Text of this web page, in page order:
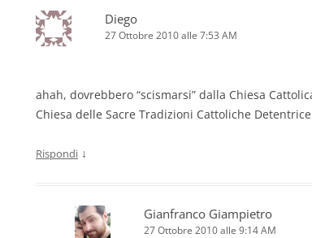
Diego
27 Ottobre 2010 alle 7:53 AM
ahah, dovrebbero “scismarsi” dalla Chiesa
Chiesa delle Sacre Tradizioni Cattoliche Detentrice
Rispondi ↓
Gianfranco Giampietro
27 Ottobre 2010 alle 9:14 AM